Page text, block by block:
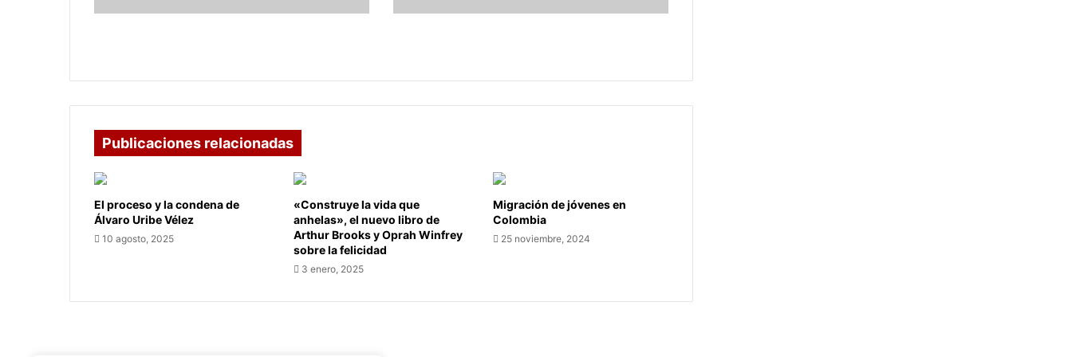
padre
país
Publicaciones relacionadas
El proceso y la condena de
Álvaro Uribe Vélez
10 agosto, 2025
«Construye la vida que
anhelas», el nuevo libro de
Arthur Brooks y Oprah Winfrey
sobre la felicidad
3 enero, 2025
Migración de jóvenes en
Colombia
25 noviembre, 2024